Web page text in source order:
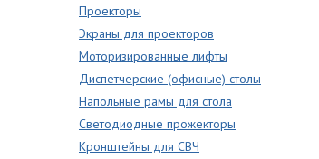
Проекторы
Экраны для проекторов
Моторизированные лифты
Диспетчерские (офисные) столы
Напольные рамы для стола
Светодиодные прожекторы
Кронштейны для СВЧ